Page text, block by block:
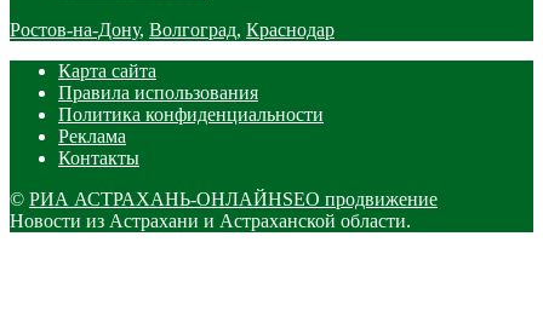
Ростов-на-Дону, Волгоград, Краснодар
Карта сайта
Правила использования
Политика конфиденциальности
Реклама
Контакты
© РИА АСТРАХАНЬ-ОНЛАЙНSEO продвижение
Новости из Астрахани и Астраханской области.